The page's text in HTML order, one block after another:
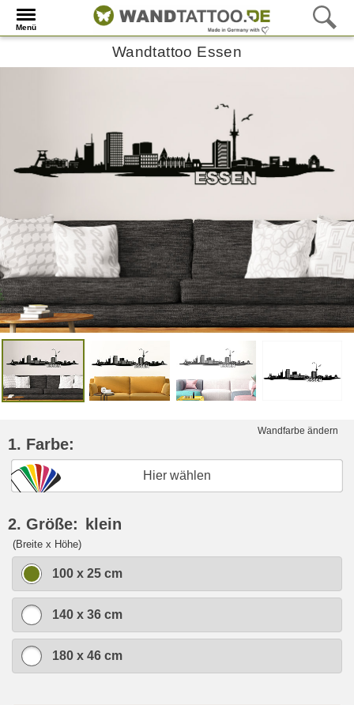
Menü
Wandtattoo Essen
Wandfarbe ändern
1. Farbe:
Hier wählen
2. Größe: klein
(Breite x Höhe)
100 x 25 cm
140 x 36 cm
180 x 46 cm